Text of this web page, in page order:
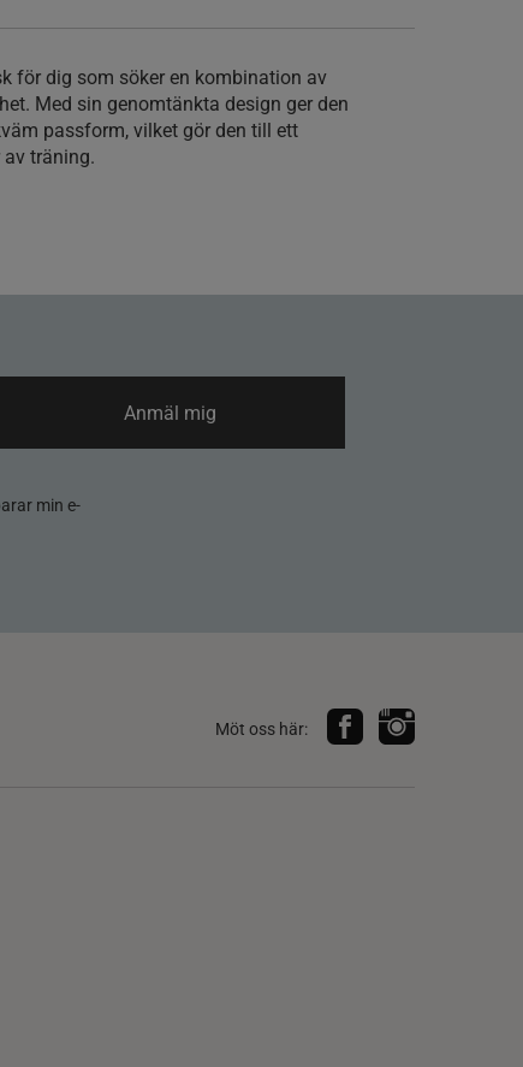
för dig som söker en kombination av
Med sin genomtänkta design ger den
passform, vilket gör den till ett
träning.
min e-
Anmäl mig
Möt oss här: